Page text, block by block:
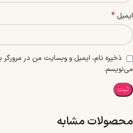
ایمیل *
ذخیره نام، ایمیل و وبسایت من در مرورگر
می‌نویسم.
محصولات مشابه